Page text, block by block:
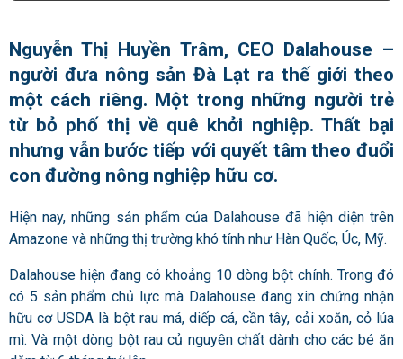
Nguyễn Thị Huyền Trâm, CEO Dalahouse –
người đưa nông sản Đà Lạt ra thế giới theo
một cách riêng. Một trong những người trẻ
từ bỏ phố thị về quê khởi nghiệp. Thất bại
nhưng vẫn bước tiếp với quyết tâm theo đuổi
con đường nông nghiệp hữu cơ.
Hiện nay, những sản phẩm của Dalahouse đã hiện diện trên
Amazone và những thị trường khó tính như Hàn Quốc, Úc, Mỹ.
Dalahouse hiện đang có khoảng 10 dòng bột chính. Trong đó
có 5 sản phẩm chủ lực mà Dalahouse đang xin chứng nhận
hữu cơ USDA là bột rau má, diếp cá, cần tây, cải xoăn, cỏ lúa
mì. Và một dòng bột rau củ nguyên chất dành cho các bé ăn